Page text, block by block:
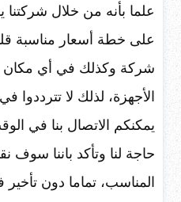
علما بأنه من خلال
على خطة أسعار مناسبة
شركة وكذلك في أي
الأجهزة، لذلك لا تترددوا
يمكنكم الاتصال بنا في
حاجة لنا وتأكد باننا
المناسب، تماما دون